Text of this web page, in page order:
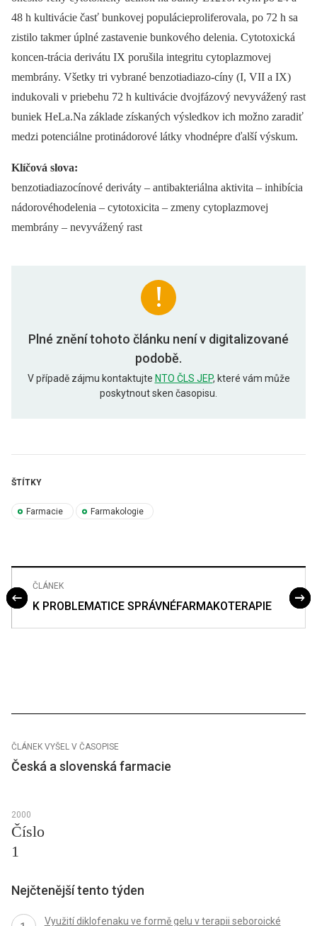
48 h kultivácie časť bunkovej populácieproliferovala, po 72 h sa
zistilo takmer úplné zastavenie bunkového delenia. Cytotoxická
koncen-trácia derivátu IX porušila integritu cytoplazmovej
membrány. Všetky tri vybrané benzotiadiazo-cíny (I, VII a IX)
indukovali v priebehu 72 h kultivácie dvojfázový nevyvážený rast
buniek HeLa.Na základe získaných výsledkov ich možno zaradiť
medzi potenciálne protinádorové látky vhodnépre ďalší výskum.
Klíčová slova:
benzotiadiazocínové deriváty –⁠ antibakteriálna aktivita –⁠ inhibícia
nádorovéhodelenia –⁠ cytotoxicita –⁠ zmeny cytoplazmovej
membrány –⁠ nevyvážený rast
Plné znění tohoto článku není v digitalizované
podobě.
V případě zájmu kontaktujte NTO ČLS JEP, které vám může
poskytnout sken časopisu.
ŠTÍTKY
Farmacie Farmakologie
ČLÁNEK
K PROBLEMATICE SPRÁVNÉFARMAKOTERAPIE
ČLÁNEK VYŠEL V ČASOPISE
Česká a slovenská farmacie
2000
Číslo
1
Nejčtenější tento týden
Využití diklofenaku ve formě gelu v terapii seboroické